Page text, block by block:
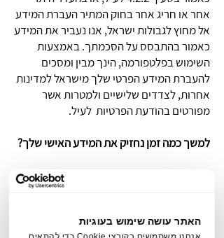
האתר עושה שימוש בעוגיות
אחר או חריג אחר בחוק המתיר העברת המידע
אל מחוץ לגבולות ישראל, אנו נעביר את המידע
כאמור בהתבסס על הסכמתך. באמצעות
השימוש בפלטפורמה, הינך מבין ומסכים
להעברת המידע הפרטי שלך מישראל למדינות
אחרות, לצדדים שלישיים ולמטרות אשר
מפורטים בהודעת הפרטיות לעיל.
למשך כמה זמן נחזיק את המידע האישי שלך?
אנחנו שומרים את המידע הפרטי של
המשתמש בכפוף למשך שמירת הזמן
המידע שלנו כפי שתהא בתוקפה מעת לעת,